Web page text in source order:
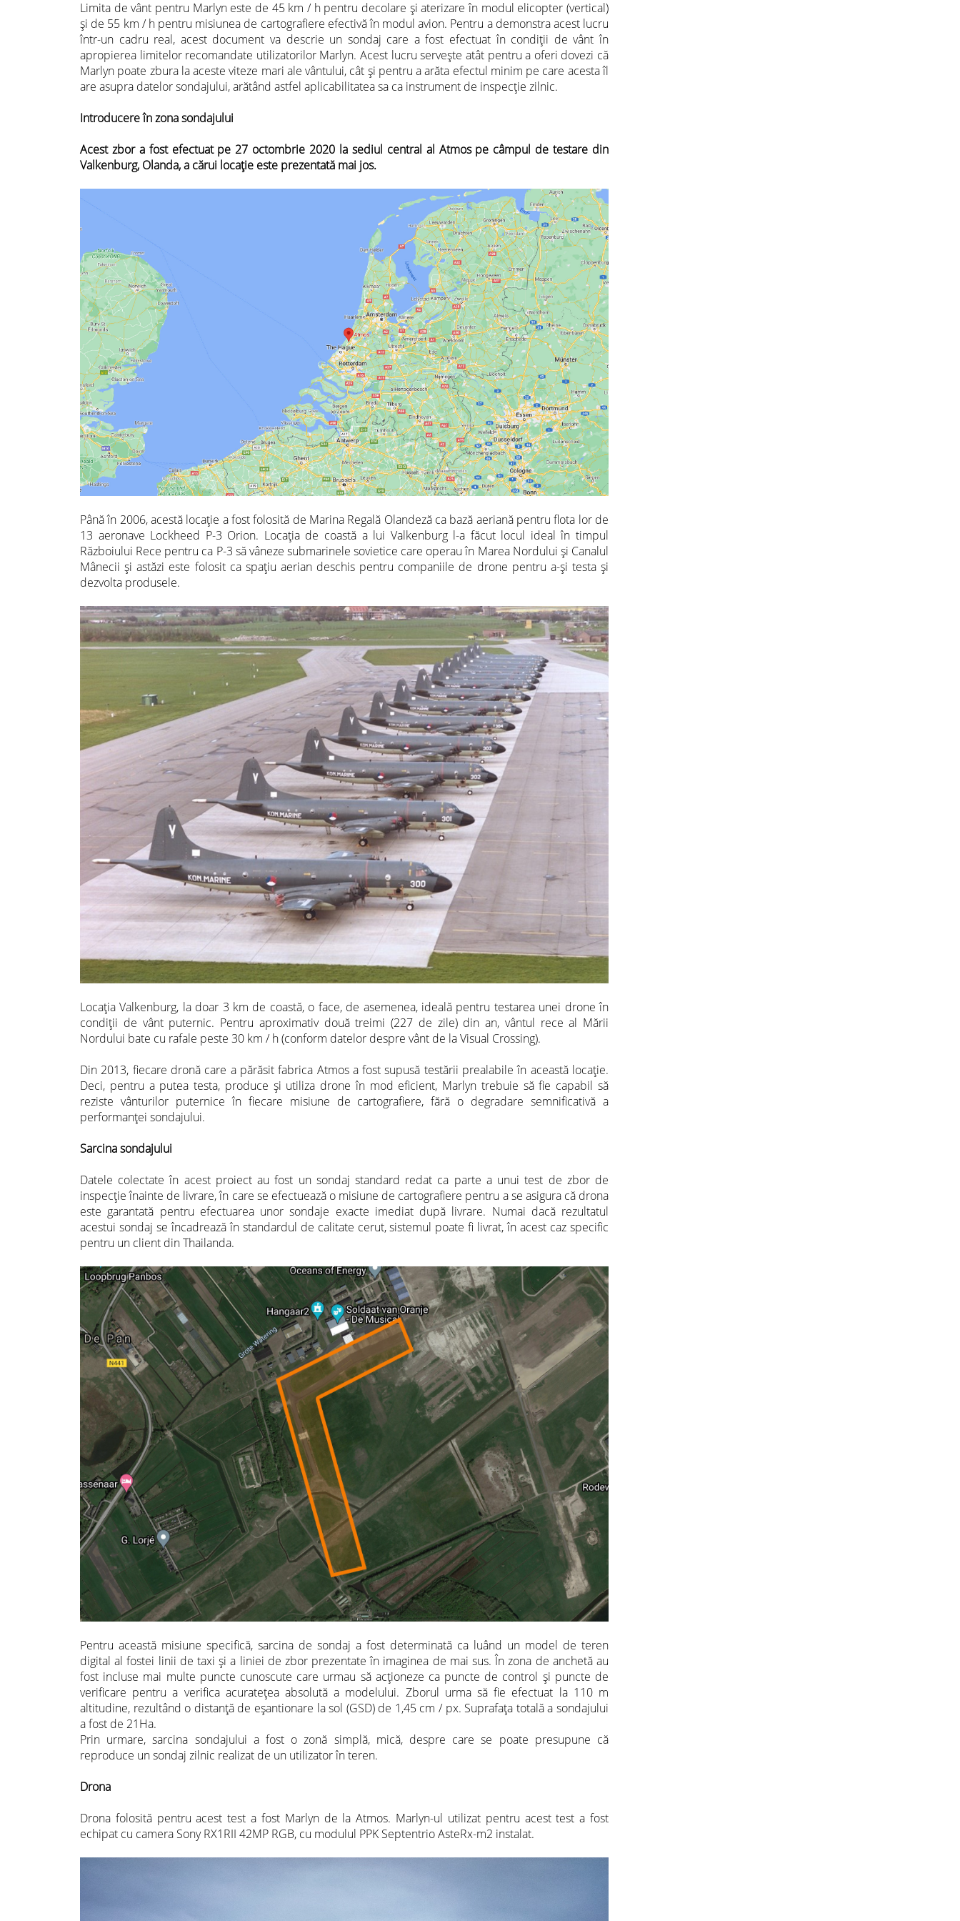
Limita de vânt pentru Marlyn este de 45 km / h pentru decolare și aterizare în modul elicopter (vertical)
și de 55 km / h pentru misiunea de cartografiere efectivă în modul avion. Pentru a demonstra acest lucru
într-un cadru real, acest document va descrie un sondaj care a fost efectuat în condiții de vânt în
apropierea limitelor recomandate utilizatorilor Marlyn. Acest lucru servește atât pentru a oferi dovezi că
Marlyn poate zbura la aceste viteze mari ale vântului, cât și pentru a arăta efectul minim pe care acesta îl
are asupra datelor sondajului, arătând astfel aplicabilitatea sa ca instrument de inspecție zilnic.
Introducere în zona sondajului
Acest zbor a fost efectuat pe 27 octombrie 2020 la sediul central al Atmos pe câmpul de testare din
Valkenburg, Olanda, a cărui locație este prezentată mai jos.
Până în 2006, acestă locație a fost folosită de Marina Regală Olandeză ca bază aeriană pentru flota lor de
13 aeronave Lockheed P-3 Orion. Locația de coastă a lui Valkenburg l-a făcut locul ideal în timpul
Războiului Rece pentru ca P-3 să vâneze submarinele sovietice care operau în Marea Nordului și Canalul
Mânecii și astăzi este folosit ca spațiu aerian deschis pentru companiile de drone pentru a-și testa și
dezvolta produsele.
Locația Valkenburg, la doar 3 km de coastă, o face, de asemenea, ideală pentru testarea unei drone în
condiții de vânt puternic. Pentru aproximativ două treimi (227 de zile) din an, vântul rece al Mării
Nordului bate cu rafale peste 30 km / h (conform datelor despre vânt de la Visual Crossing).
Din 2013, fiecare dronă care a părăsit fabrica Atmos a fost supusă testării prealabile în această locație.
Deci, pentru a putea testa, produce și utiliza drone în mod eficient, Marlyn trebuie să fie capabil să
reziste vânturilor puternice în fiecare misiune de cartografiere, fără o degradare semnificativă a
performanței sondajului.
Sarcina sondajului
Datele colectate în acest proiect au fost un sondaj standard redat ca parte a unui test de zbor de
inspecție înainte de livrare, în care se efectuează o misiune de cartografiere pentru a se asigura că drona
este garantată pentru efectuarea unor sondaje exacte imediat după livrare. Numai dacă rezultatul
acestui sondaj se încadrează în standardul de calitate cerut, sistemul poate fi livrat, în acest caz specific
pentru un client din Thailanda.
Pentru această misiune specifică, sarcina de sondaj a fost determinată ca luând un model de teren
digital al fostei linii de taxi și a liniei de zbor prezentate în imaginea de mai sus. În zona de anchetă au
fost incluse mai multe puncte cunoscute care urmau să acționeze ca puncte de control și puncte de
verificare pentru a verifica acuratețea absolută a modelului. Zborul urma să fie efectuat la 110 m
altitudine, rezultând o distanță de eșantionare la sol (GSD) de 1,45 cm / px. Suprafața totală a sondajului
a fost de 21Ha.
Prin urmare, sarcina sondajului a fost o zonă simplă, mică, despre care se poate presupune că
reproduce un sondaj zilnic realizat de un utilizator în teren.
Drona
Drona folosită pentru acest test a fost Marlyn de la Atmos. Marlyn-ul utilizat pentru acest test a fost
echipat cu camera Sony RX1RII 42MP RGB, cu modulul PPK Septentrio AsteRx-m2 instalat.